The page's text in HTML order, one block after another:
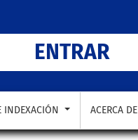
ENTRAR
INDEXACIÓN ACERCA DE